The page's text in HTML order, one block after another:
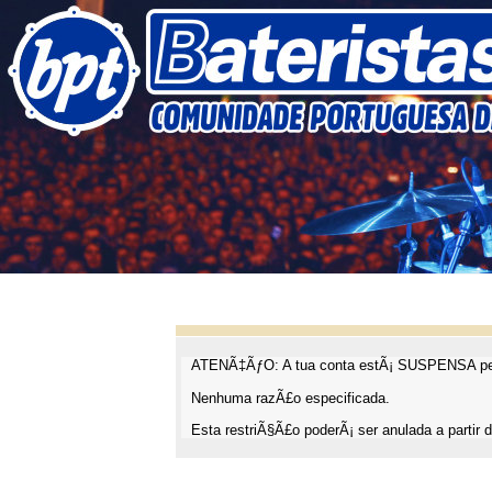
ATENÃ‡ÃƒO: A tua conta estÃ¡ SUSPENSA
Nenhuma razÃ£o especificada.
Esta restriÃ§Ã£o poderÃ¡ ser anulada a partir